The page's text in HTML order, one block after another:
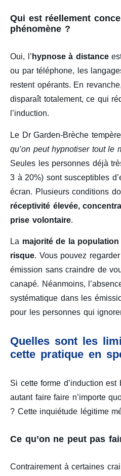
Qui est réellement
phénomène ?
Oui, l’ hypnose à distance
ou par téléphone, les
restent opérants. En
disparaît totalement, ce qui
l’induction.
Le Dr Garden-Brèche
qu’on peut hypnotiser tout le
Seules les personnes déjà
3 à 20%) sont susceptibles
écran. Plusieurs conditions
réceptivité élevée,
prise volontaire.
La majorité de la
risque. Vous pouvez
émission sans craindre de
canapé. Néanmoins,
systématique dans les
pour les personnes qui
Quelles sont les
cette pratique en
Si cette forme d’induction
autant faire faire n’importe
? Cette inquiétude légitime
Ce qu’on ne peut pas
Contrairement à certaines